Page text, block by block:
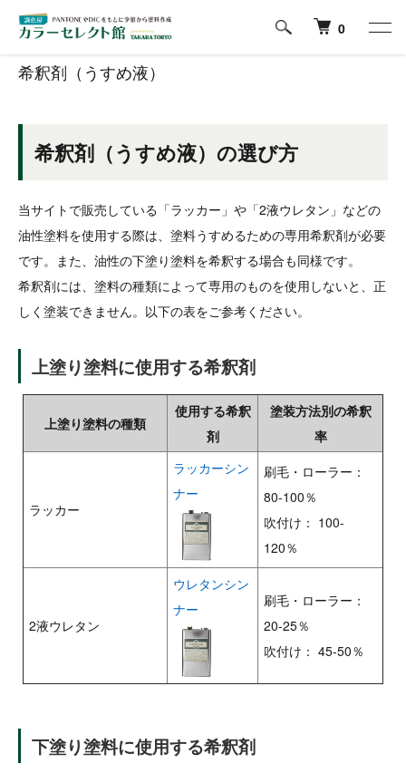
0
ホーム 希釈剤（うすめ液）
希釈剤（うすめ液）
希釈剤（うすめ液）の選び方
当サイトで販売している「ラッカー」や「2液ウレタン」などの
油性塗料を使用する際は、塗料うすめるための専用希釈剤が必要
です。また、油性の下塗り塗料を希釈する場合も同様です。
希釈剤には、塗料の種類によって専用のものを使用しないと、正
しく塗装できません。以下の表をご参考ください。
上塗り塗料に使用する希釈剤
上塗り塗料の種類
使用する希釈
剤
塗装方法別の希釈
率
ラッカー
ラッカーシン
ナー
刷毛・ローラー：
80-100％
吹付け： 100-
120％
2液ウレタン
ウレタンシン
ナー
刷毛・ローラー：
20-25％
吹付け： 45-50％
下塗り塗料に使用する希釈剤